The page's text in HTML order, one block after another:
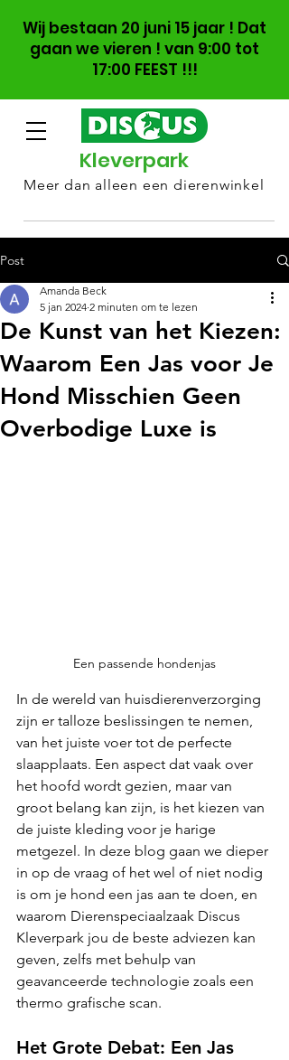
Wij bestaan 20 juni 15 jaar ! Dat
gaan we vieren ! van 9:00 tot
17:00 FEEST !!!
Kleverpark
Meer dan alleen een dierenwinkel
Post
De Kunst van het Kiezen:
Waarom Een Jas voor Je
Hond Misschien Geen
Overbodige Luxe is
Amanda Beck
5 jan 2024 2 minuten om te lezen
Een passende hondenjas
In de wereld van huisdierenverzorging
zijn er talloze beslissingen te nemen,
van het juiste voer tot de perfecte
slaapplaats. Een aspect dat vaak over
het hoofd wordt gezien, maar van
groot belang kan zijn, is het kiezen van
de juiste kleding voor je harige
metgezel. In deze blog gaan we dieper
in op de vraag of het wel of niet nodig
is om je hond een jas aan te doen, en
waarom Dierenspeciaalzaak Discus
Kleverpark jou de beste adviezen kan
geven, zelfs met behulp van
geavanceerde technologie zoals een
thermo grafische scan.
Het Grote Debat: Een Jas